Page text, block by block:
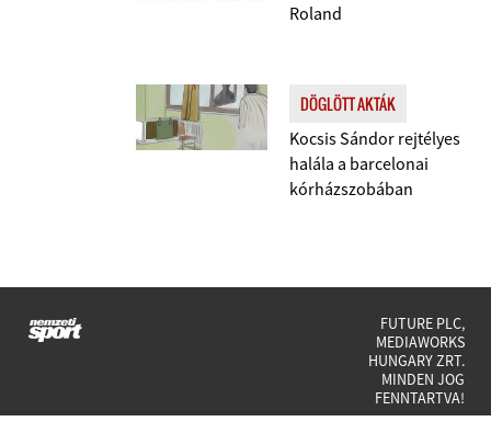
Roland
DÖGLÖTT AKTÁK
Kocsis Sándor rejtélyes
halála a barcelonai
kórházszobában
FUTURE PLC,
MEDIAWORKS
HUNGARY ZRT.
MINDEN JOG
FENNTARTVA!